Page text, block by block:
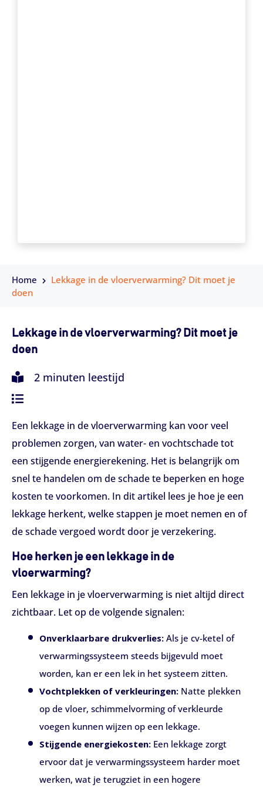
Home
Lekkage in de vloerverwarming? Dit moet je
doen
Lekkage in de vloerverwarming? Dit moet je
doen
2 minuten leestijd
Een lekkage in de vloerverwarming kan voor veel
problemen zorgen, van water- en vochtschade tot
een stijgende energierekening. Het is belangrijk om
snel te handelen om de schade te beperken en hoge
kosten te voorkomen. In dit artikel lees je hoe je een
lekkage herkent, welke stappen je moet nemen en of
de schade vergoed wordt door je verzekering.
Hoe herken je een lekkage in de
vloerwarming?
Een lekkage in je vloerverwarming is niet altijd direct
zichtbaar. Let op de volgende signalen:
Onverklaarbare drukverlies:Als je cv-ketel of
verwarmingssysteem steeds bijgevuld moet
worden, kan er een lek in het systeem zitten.
Vochtplekken of verkleuringen: Natte plekken
op de vloer, schimmelvorming of verkleurde
voegen kunnen wijzen op een lekkage.
Stijgende energiekosten: Een lekkage zorgt
ervoor dat je verwarmingssysteem harder moet
werken, wat je terugziet in een hogere